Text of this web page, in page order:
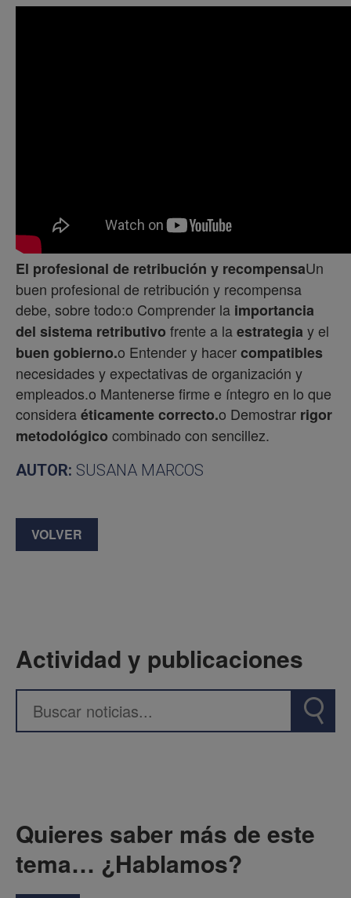
El profesional de retribución y recompensaUn
buen profesional de retribución y recompensa
debe, sobre todo:o Comprender la importancia
del sistema retributivo frente a laestrategiay el
buen gobierno.o Entender y hacercompatibles
necesidades y expectativas de organización y
empleados.o Mantenerse firme e íntegro en lo que
consideraéticamente correcto.o Demostrar rigor
metodológico combinado con sencillez.
AUTOR: SUSANA MARCOS
VOLVER
Actividad y publicaciones
Quieres saber más de este
tema… ¿Hablamos?